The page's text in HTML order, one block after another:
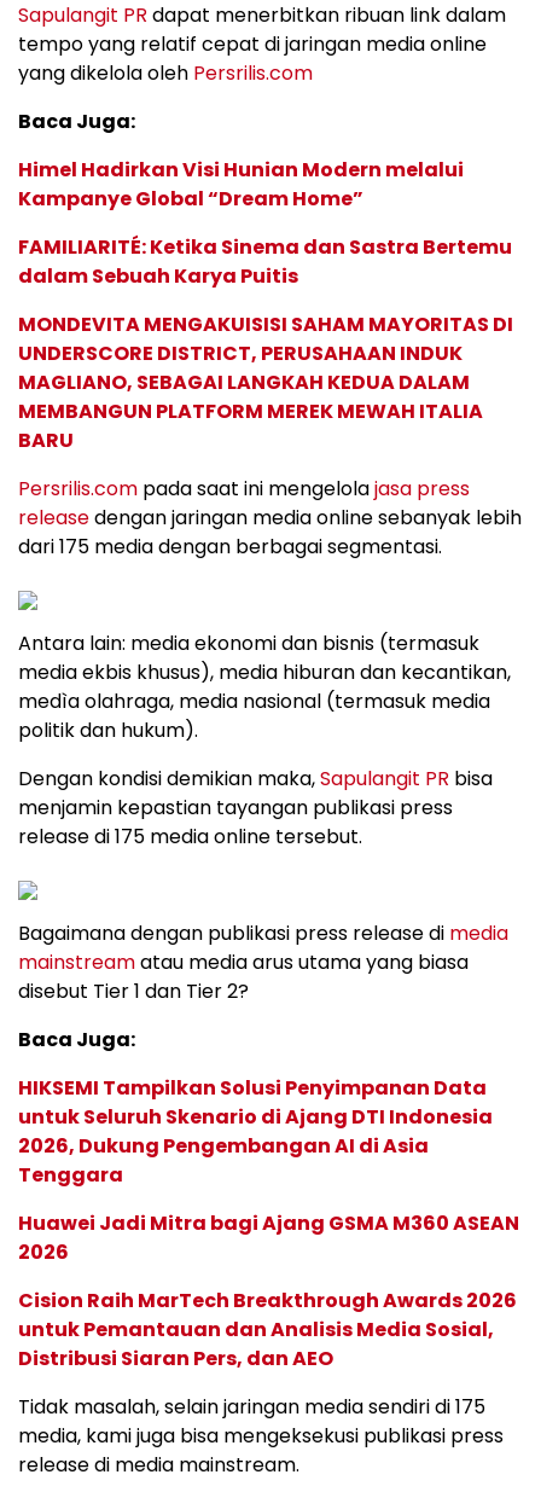
Sapulangit PR dapat menerbitkan ribuan link dalam
tempo yang relatif cepat di jaringan media online
yang dikelola oleh Persrilis.com
Baca Juga:
Himel Hadirkan Visi Hunian Modern melalui
Kampanye Global “Dream Home”
FAMILIARITÉ: Ketika Sinema dan Sastra Bertemu
dalam Sebuah Karya Puitis
MONDEVITA MENGAKUISISI SAHAM MAYORITAS DI
UNDERSCORE DISTRICT, PERUSAHAAN INDUK
MAGLIANO, SEBAGAI LANGKAH KEDUA DALAM
MEMBANGUN PLATFORM MEREK MEWAH ITALIA
BARU
Persrilis.com pada saat ini mengelolajasa press
releasedengan jaringan media online sebanyak lebih
dari 175 media dengan berbagai segmentasi.
Antara lain: media ekonomi dan bisnis (termasuk
media ekbis khusus), media hiburan dan kecantikan,
medìa olahraga, media nasional (termasuk media
politik dan hukum).
Dengan kondisi demikian maka,Sapulangit PR bisa
menjamin kepastian tayangan publikasi press
release di 175 media online tersebut.
Bagaimana dengan publikasi press release di media
mainstreamatau media arus utama yang biasa
disebut Tier 1 dan Tier 2?
Baca Juga:
HIKSEMI Tampilkan Solusi Penyimpanan Data
untuk Seluruh Skenario di Ajang DTI Indonesia
2026, Dukung Pengembangan AI di Asia
Tenggara
Huawei Jadi Mitra bagi Ajang GSMA M360 ASEAN
2026
Cision Raih MarTech Breakthrough Awards 2026
untuk Pemantauan dan Analisis Media Sosial,
Distribusi Siaran Pers, dan AEO
Tidak masalah, selain jaringan media sendiri di 175
media, kami juga bisa mengeksekusi publikasi press
release di media mainstream.